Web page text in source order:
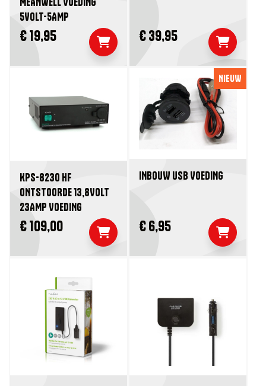
5VOLT-5AMP
€ 19,95 € 39,95
KPS-8230 HF
ONTSTOORDE 13,8VOLT
23AMP VOEDING
€ 109,00
NIEUW
INBOUW USB VOEDING
€ 6,95